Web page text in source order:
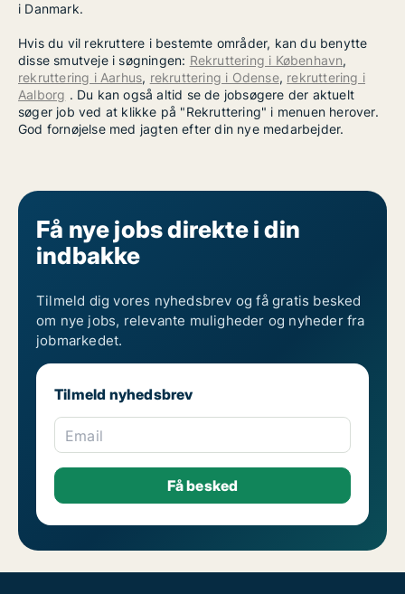
i Danmark.
Hvis du vil rekruttere i bestemte områder, kan du benytte
disse smutveje i søgningen: Rekruttering i København,
rekruttering i Aarhus, rekruttering i Odense, rekruttering i
Aalborg . Du kan også altid se de jobsøgere der aktuelt
søger job ved at klikke på "Rekruttering" i menuen herover.
God fornøjelse med jagten efter din nye medarbejder.
Få nye jobs direkte i din
indbakke
Tilmeld dig vores nyhedsbrev og få gratis besked
om nye jobs, relevante muligheder og nyheder fra
jobmarkedet.
Tilmeld nyhedsbrev
Email